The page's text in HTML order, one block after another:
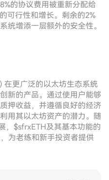
的协议费用被重新分配给
可行性和增长。剩余的2%
统增添一层额外的安全性。
在更广泛的以太坊生态系统
新的产品。通过使用户能够
押收益，并遵循良好的经济
用其以太坊资产的潜力。随
，$sfrxETH及其基本功能的
为老练和新手投资者提供